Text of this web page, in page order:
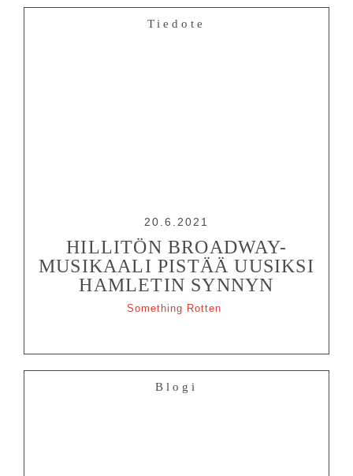
Tiedote
20.6.2021
HILLITÖN BROADWAY-
MUSIKAALI PISTÄÄ UUSIKSI
HAMLETIN SYNNYN
Something Rotten
Blogi